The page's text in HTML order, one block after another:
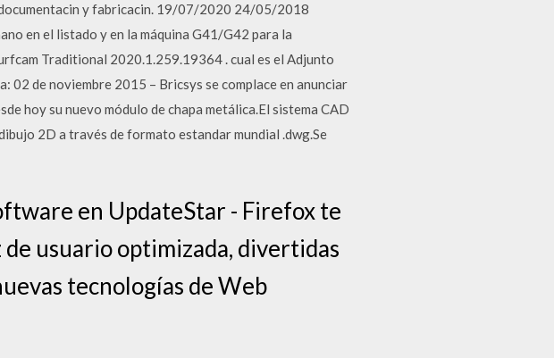
y fabricacin. 19/07/2020 24/05/2018
en el listado y en la máquina G41/G42 para la
Traditional 2020.1.259.19364 . cual es el Adjunto
02 de noviembre 2015 – Bricsys se complace en anunciar
hoy su nuevo módulo de chapa metálica.El sistema CAD
2D a través de formato estandar mundial .dwg.Se
en UpdateStar - Firefox te
usuario optimizada, divertidas
tecnologías de Web